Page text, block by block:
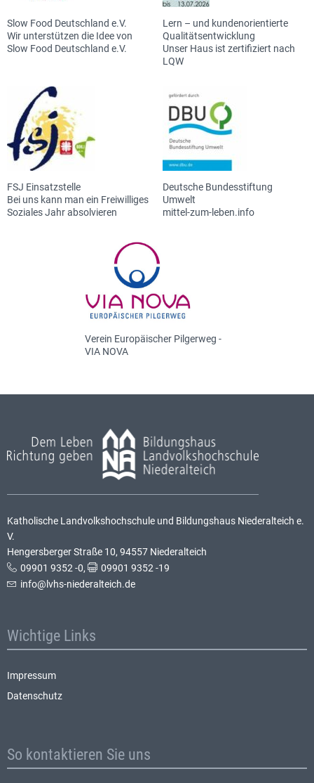
Slow Food Deutschland e.V.
Wir unterstützen die Idee von
Slow Food Deutschland e.V.
Lern – und kundenorientierte
Qualitätsentwicklung
Unser Haus ist zertifiziert nach
LQW
FSJ Einsatzstelle
Bei uns kann man ein Freiwilliges
Soziales Jahr absolvieren
Deutsche Bundesstiftung
Umwelt
mittel-zum-leben.info
Verein Europäischer Pilgerweg -
VIA NOVA
Katholische Landvolkshochschule und Bildungshaus Niederalteich e.
V.
Hengersberger Straße 10, 94557 Niederalteich
09901 9352 -0,
09901 9352 -19
info@lvhs-niederalteich.de
Wichtige Links
Impressum
Datenschutz
So kontaktieren Sie uns